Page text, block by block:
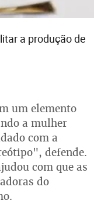
a produção de
um elemento
a mulher
com a
defende.
com que as
do